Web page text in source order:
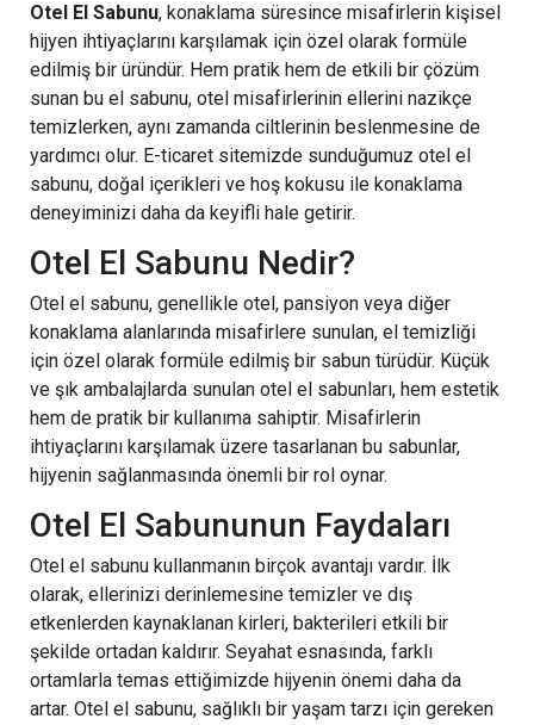
Otel El Sabunu, konaklama süresince misafirlerin kişisel
hijyen ihtiyaçlarını karşılamak için özel olarak formüle
edilmiş bir üründür. Hem pratik hem de etkili bir çözüm
sunan bu el sabunu, otel misafirlerinin ellerini nazikçe
temizlerken, aynı zamanda ciltlerinin beslenmesine de
yardımcı olur. E-ticaret sitemizde sunduğumuz otel el
sabunu, doğal içerikleri ve hoş kokusu ile konaklama
deneyiminizi daha da keyifli hale getirir.
Otel El Sabunu Nedir?
Otel el sabunu, genellikle otel, pansiyon veya diğer
konaklama alanlarında misafirlere sunulan, el temizliği
için özel olarak formüle edilmiş bir sabun türüdür. Küçük
ve şık ambalajlarda sunulan otel el sabunları, hem estetik
hem de pratik bir kullanıma sahiptir. Misafirlerin
ihtiyaçlarını karşılamak üzere tasarlanan bu sabunlar,
hijyenin sağlanmasında önemli bir rol oynar.
Otel El Sabununun Faydaları
Otel el sabunu kullanmanın birçok avantajı vardır. İlk
olarak, ellerinizi derinlemesine temizler ve dış
etkenlerden kaynaklanan kirleri, bakterileri etkili bir
şekilde ortadan kaldırır. Seyahat esnasında, farklı
ortamlarla temas ettiğimizde hijyenin önemi daha da
artar. Otel el sabunu, sağlıklı bir yaşam tarzı için gereken